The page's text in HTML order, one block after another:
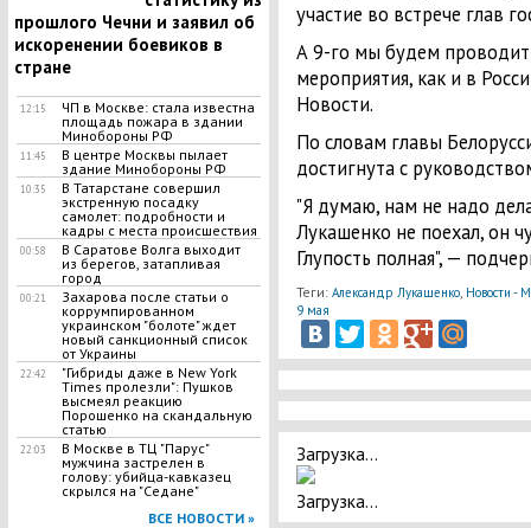
прошлого Чечни и заявил об
искоренении боевиков в
стране
12:15
ЧП в Москве: стала известна
площадь пожара в здании
Минобороны РФ
11:45
В центре Москвы пылает
здание Минобороны РФ
10:35
В Татарстане совершил
экстренную посадку
самолет: подробности и
кадры с места происшествия
00:58
В Саратове Волга выходит
из берегов, затапливая
город
00:21
Захарова после статьи о
коррумпированном
украинском "болоте" ждет
новый санкционный список
от Украины
22:42
"Гибриды даже в New York
Times пролезли": Пушков
высмеял реакцию
Порошенко на скандальную
статью
22:03
В Москве в ТЦ "Парус"
мужчина застрелен в
голову: убийца-кавказец
скрылся на "Седане"
ВСЕ НОВОСТИ »
участие во встрече глав
А 9-го мы будем
мероприятия, как и в
Новости.
По словам главы
достигнута с
"Я думаю, нам не надо
Лукашенко не поехал, он
Глупость полная", —
Теги: Александр Лукашенко, Новости -
9 мая
Загрузка...
Загрузка...